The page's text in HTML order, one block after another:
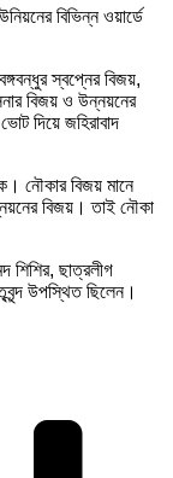
বিভিন্ন ওয়ার্ডে
স্বপ্নের বিজয়,
বিজয় ও উন্নয়নের
দিয়ে জহিরাবাদ
নৌকার বিজয় মানে
বিজয়। তাই নৌকা
শিশির, ছাত্রলীগ
উপস্থিত ছিলেন।